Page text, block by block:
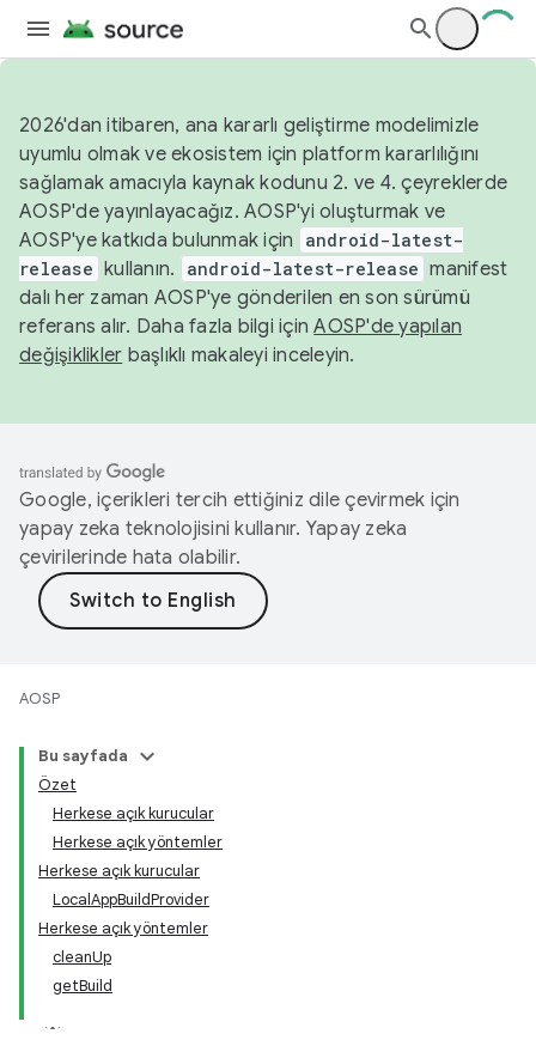
2026'dan itibaren, ana kararlı geliştirme modelimizle
uyumlu olmak ve ekosistem için platform kararlılığını
sağlamak amacıyla kaynak kodunu 2. ve 4. çeyreklerde
AOSP'de yayınlayacağız. AOSP'yi oluşturmak ve
AOSP'ye katkıda bulunmak için
android-latest-
release kullanın. android-latest-release manifest
dalı her zaman AOSP'ye gönderilen en son sürümü
referans alır. Daha fazla bilgi içinAOSP'de yapılan
değişiklikler başlıklı makaleyi inceleyin.
Google, içerikleri tercih ettiğiniz dile çevirmek için
yapay zeka teknolojisini kullanır. Yapay zeka
çevirilerinde hata olabilir.
AOSP
Bu sayfada
Özet
Herkese açık kurucular
Herkese açık yöntemler
Herkese açık kurucular
LocalAppBuildProvider
Herkese açık yöntemler
cleanUp
getBuild